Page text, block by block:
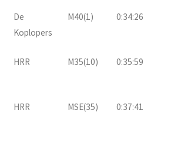
De
Koplopers
M40(1) 0:34:26
HRR M35(10) 0:35:59
HRR MSE(35) 0:37:41